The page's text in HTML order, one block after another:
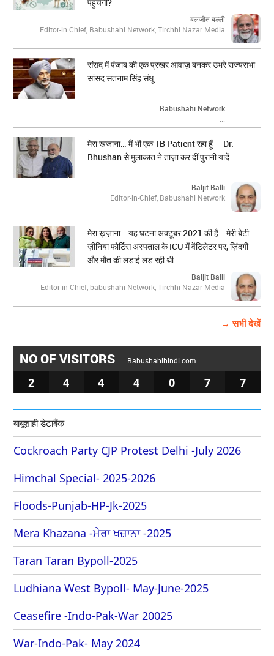
पहुंचेगी?
बलजीत बल्ली
Editor-in Chief, Babushahi Network, Tirchhi Nazar Media
संसद में पंजाब की एक प्रखर आवाज़ बनकर उभरे राज्यसभा
सांसद सतनाम सिंह संधू
Babushahi Network
...
मेरा खजाना… मैं भी एक TB Patient रहा हूँ — Dr.
Bhushan से मुलाकात ने ताज़ा कर दीं पुरानी यादें
Baljit Balli
Editor-in-Chief, Babushahi Network
मेरा ख़ज़ाना… यह घटना अक्टूबर 2021 की है… मेरी बेटी
ज़ीनिया फोर्टिस अस्पताल के ICU में वेंटिलेटर पर, ज़िंदगी
और मौत की लड़ाई लड़ रही थी…
Baljit Balli
Editor-in-Chief, babushahi Network, Tirchhi Nazar Media
→ सभी देखें
NO OF VISITORS Babushahihindi.com
2 4 4 4 0 7 7
बाबूशाही डेटाबैंक
Cockroach Party CJP Protest Delhi -July 2026
Himchal Special- 2025-2026
Floods-Punjab-HP-Jk-2025
Mera Khazana -ਮੇਰਾ ਖਜ਼ਾਨਾ -2025
Taran Taran Bypoll-2025
Ludhiana West Bypoll- May-June-2025
Ceasefire -Indo-Pak-War 20025
War-Indo-Pak- May 2024